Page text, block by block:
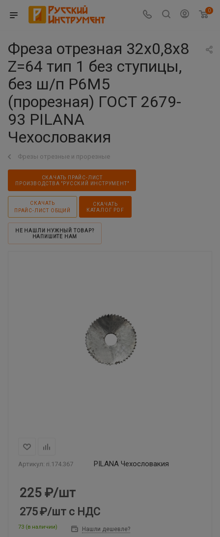
0
Фреза отрезная 32х0,8х8
Z=64 тип 1 без ступицы,
без ш/п Р6М5
(прорезная) ГОСТ 2679-
93 PILАNА
Чехословакия
Фрезы отрезные и прорезные
СКАЧАТЬ ПРАЙС-ЛИСТ
ПРОИЗВОДСТВА "РУССКИЙ ИНСТРУМЕНТ"
СКАЧАТЬ
ПРАЙС-ЛИСТ ОБЩИЙ
СКАЧАТЬ
КАТАЛОГ PDF
НЕ НАШЛИ НУЖНЫЙ ТОВАР?
НАПИШИТЕ НАМ
Артикул: ri.174.367 PILАNА Чехословакия
225 ₽/шт
275 ₽/шт с НДС
73 (в наличии) Нашли дешевле?